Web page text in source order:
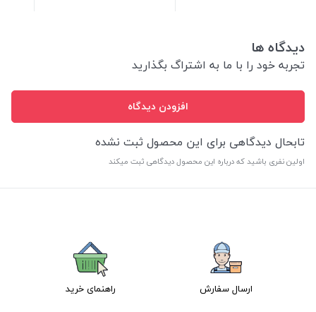
دیدگاه ها
تجربه خود را با ما به اشتراگ بگذارید
افزودن دیدگاه
تابحال دیدگاهی برای این محصول ثبت نشده
اولین نفری باشید که درباره این محصول دیدگاهی ثبت میکند
ارسال سفارش راهنمای خرید